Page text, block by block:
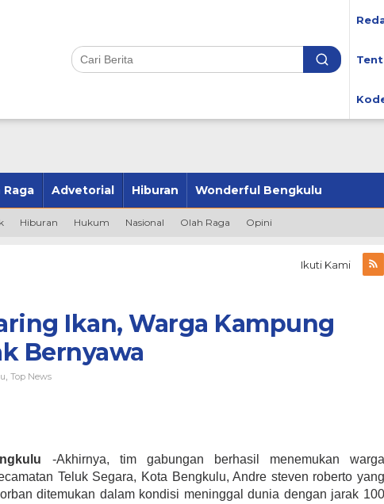
Raga Advetorial Hiburan Wonderful Bengkulu
Hiburan Hukum Nasional Olah Raga Opini
Ikuti Kami
Ikan, Warga Kampung
Bernyawa
Top News
-Akhirnya, tim gabungan berhasil menemukan warga
Teluk Segara, Kota Bengkulu, Andre steven roberto yang
ditemukan dalam kondisi meninggal dunia dengan jarak 100